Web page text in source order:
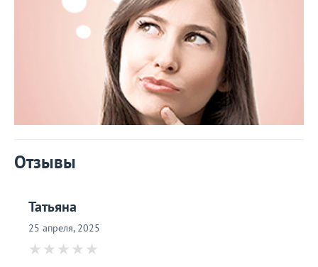
Отзывы
Татьяна
25 апреля, 2025